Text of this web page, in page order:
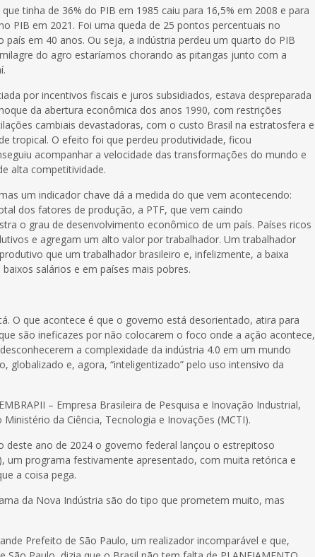
tinha de 36% do PIB em 1985 caiu para 16,5% em 2008 e para
PIB em 2021. Foi uma queda de 25 pontos percentuais no
em 40 anos. Ou seja, a indústria perdeu um quarto do PIB
do agro estaríamos chorando as pitangas junto com a
por incentivos fiscais e juros subsidiados, estava despreparada
da abertura econômica dos anos 1990, com restrições
cambiais devastadoras, com o custo Brasil na estratosfera e
tropical. O efeito foi que perdeu produtividade, ficou
acompanhar a velocidade das transformações do mundo e
alta competitividade.
um indicador chave dá a medida do que vem acontecendo:
dos fatores de produção, a PTF, que vem caindo
o grau de desenvolvimento econômico de um país. Países ricos
e agregam um alto valor por trabalhador. Um trabalhador
que um trabalhador brasileiro e, infelizmente, a baixa
salários e em países mais pobres.
O que acontece é que o governo está desorientado, atira para
são ineficazes por não colocarem o foco onde a ação acontece,
a complexidade da indústria 4.0 em um mundo
globalizado e, agora, “inteligentizado” pelo uso intensivo da
– Empresa Brasileira de Pesquisa e Inovação Industrial,
da Ciência, Tecnologia e Inovações (MCTI).
deste ano de 2024 o governo federal lançou o estrepitoso
um programa festivamente apresentado, com muita retórica e
a coisa pega.
da Nova Indústria são do tipo que prometem muito, mas
Prefeito de São Paulo, um realizador incomparável e que,